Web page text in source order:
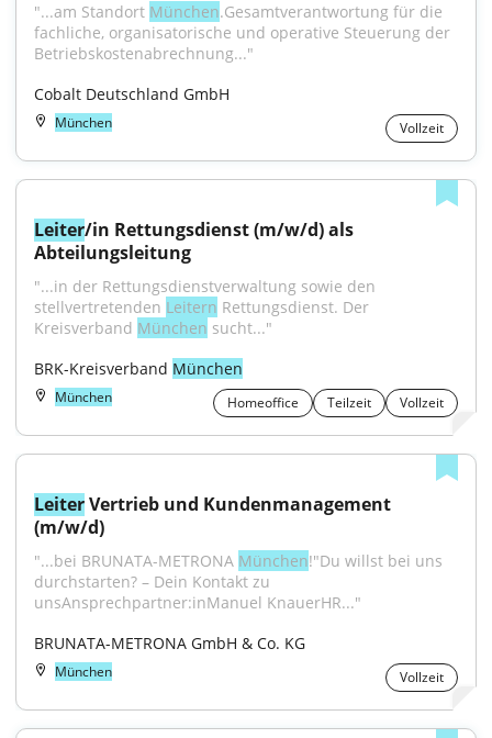
"...am Standort München.Gesamtverantwortung für die
fachliche, organisatorische und operative Steuerung der
Betriebskostenabrechnung..."
Cobalt Deutschland GmbH
München Vollzeit
Leiter/in Rettungsdienst (m/w/d) als
Abteilungsleitung
"...in der Rettungsdienstverwaltung sowie den
stellvertretenden Leitern Rettungsdienst. Der
Kreisverband München sucht..."
BRK-Kreisverband München
München Homeoffice Teilzeit Vollzeit
Leiter Vertrieb und Kundenmanagement
(m/w/d)
"...bei BRUNATA-METRONA München!"Du willst bei uns
durchstarten? – Dein Kontakt zu
unsAnsprechpartner:inManuel KnauerHR..."
BRUNATA-METRONA GmbH & Co. KG
München Vollzeit